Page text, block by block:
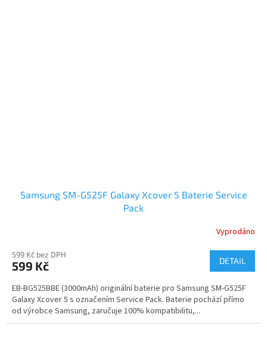
Samsung SM-G525F Galaxy Xcover 5 Baterie Service
Pack
Vyprodáno
599 Kč bez DPH
599 Kč DETAIL
EB-BG525BBE (3000mAh) originální baterie pro Samsung SM-G525F
Galaxy Xcover 5 s označením Service Pack. Baterie pochází přímo
od výrobce Samsung, zaručuje 100% kompatibilitu,...